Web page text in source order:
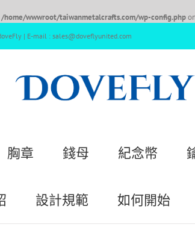
/home/wwwroot/taiwanmetalcrafts.com/wp-config.php
| E-mail : sales@doveflyunited.com
胸章 錢母 紀念幣
設計規範 如何開始